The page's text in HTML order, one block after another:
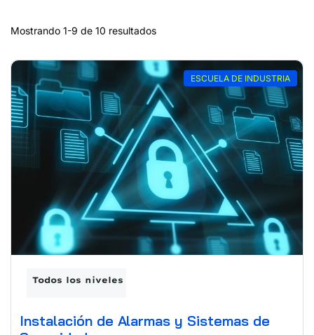
Mostrando 1-9 de 10 resultados
ESCUELA DE INDUSTRIA
Todos los niveles
Instalación de Alarmas y Sistemas de